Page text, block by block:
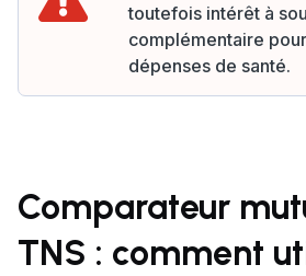
toutefois intérêt à
complémentaire
dépenses de santé.
Comparateur
TNS : comment